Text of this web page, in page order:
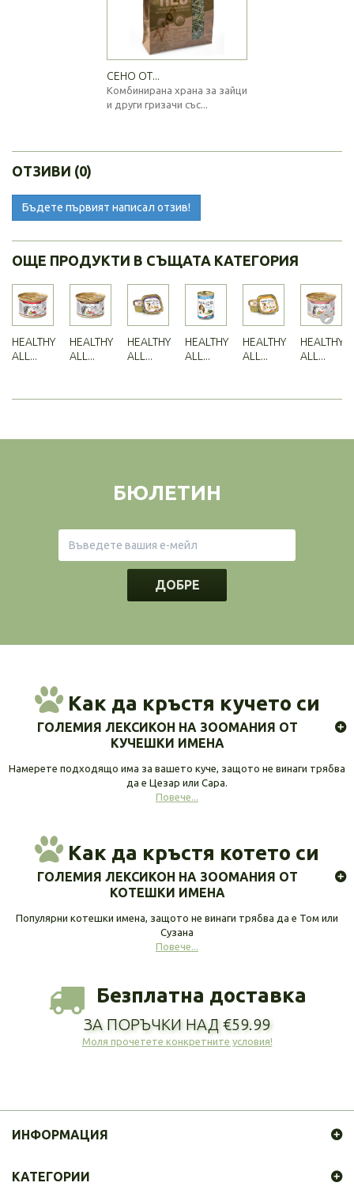
СЕНО ОТ...
Комбинирана храна за зайци
и други гризачи със...
ОТЗИВИ (0)
Бъдете първият написал отзив!
ОЩЕ ПРОДУКТИ В СЪЩАТА КАТЕГОРИЯ
HEALTHY
ALL...
HEALTHY
ALL...
HEALTHY
ALL...
HEALTHY
ALL...
HEALTHY
ALL...
HEALTHY
ALL...
БЮЛЕТИН
ДОБРЕ
Как да кръстя кучето си
ГОЛЕМИЯ ЛЕКСИКОН НА ЗООМАНИЯ ОТ
КУЧЕШКИ ИМЕНА
Намерете подходящо има за вашето куче, защото не винаги трябва
да е Цезар или Сара.
Повече...
Как да кръстя котето си
ГОЛЕМИЯ ЛЕКСИКОН НА ЗООМАНИЯ ОТ
КОТЕШКИ ИМЕНА
Популярни котешки имена, защото не винаги трябва да е Том или
Сузана
Повече...
Безплатна доставка
ЗА ПОРЪЧКИ НАД €59.99
Моля прочетете конкретните условия!
ИНФОРМАЦИЯ
КАТЕГОРИИ